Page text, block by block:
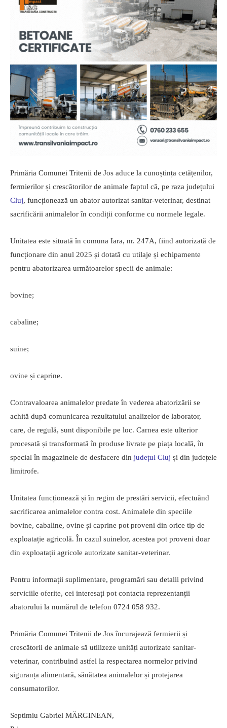
Primăria Comunei Tritenii de Jos aduce la cunoștința cetățenilor,
fermierilor și crescătorilor de animale faptul că, pe raza județului
Cluj, funcționează un abator autorizat sanitar-veterinar, destinat
sacrificării animalelor în condiții conforme cu normele legale.
Unitatea este situată în comuna Iara, nr. 247A, fiind autorizată de
funcționare din anul 2025 și dotată cu utilaje și echipamente
pentru abatorizarea următoarelor specii de animale:
bovine;
cabaline;
suine;
ovine și caprine.
Contravaloarea animalelor predate în vederea abatorizării se
achită după comunicarea rezultatului analizelor de laborator,
care, de regulă, sunt disponibile pe loc. Carnea este ulterior
procesată și transformată în produse livrate pe piața locală, în
special în magazinele de desfacere din județul Cluj și din județele
limitrofe.
Unitatea funcționează și în regim de prestări servicii, efectuând
sacrificarea animalelor contra cost. Animalele din speciile
bovine, cabaline, ovine și caprine pot proveni din orice tip de
exploatație agricolă. În cazul suinelor, acestea pot proveni doar
din exploatații agricole autorizate sanitar-veterinar.
Pentru informații suplimentare, programări sau detalii privind
serviciile oferite, cei interesați pot contacta reprezentanții
abatorului la numărul de telefon 0724 058 932.
Primăria Comunei Tritenii de Jos încurajează fermierii și
crescătorii de animale să utilizeze unități autorizate sanitar-
veterinar, contribuind astfel la respectarea normelor privind
siguranța alimentară, sănătatea animalelor și protejarea
consumatorilor.
Septimiu Gabriel MĂRGINEAN,